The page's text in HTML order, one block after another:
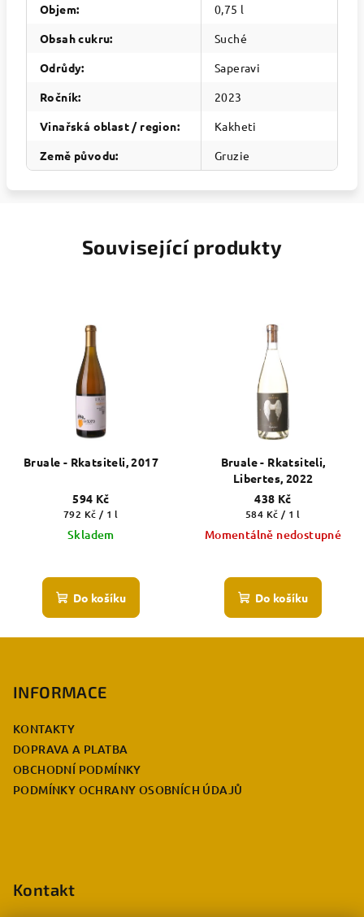
Objem:
0,75 l
Obsah cukru:
Suché
Odrůdy:
Saperavi
Ročník:
2023
Vinařská oblast / region:
Kakheti
Země původu: Gruzie
Související produkty
Bruale - Rkatsiteli, 2017
594 Kč
Měrná
cena:
792 Kč / 1 l
Skladem
Do košíku
Bruale - Rkatsiteli,
Libertes, 2022
438 Kč
Měrná
cena:
584 Kč / 1 l
Momentálně nedostupné
Do košíku
INFORMACE
KONTAKTY
DOPRAVA A PLATBA
OBCHODNÍ PODMÍNKY
PODMÍNKY OCHRANY OSOBNÍCH ÚDAJŮ
Kontakt